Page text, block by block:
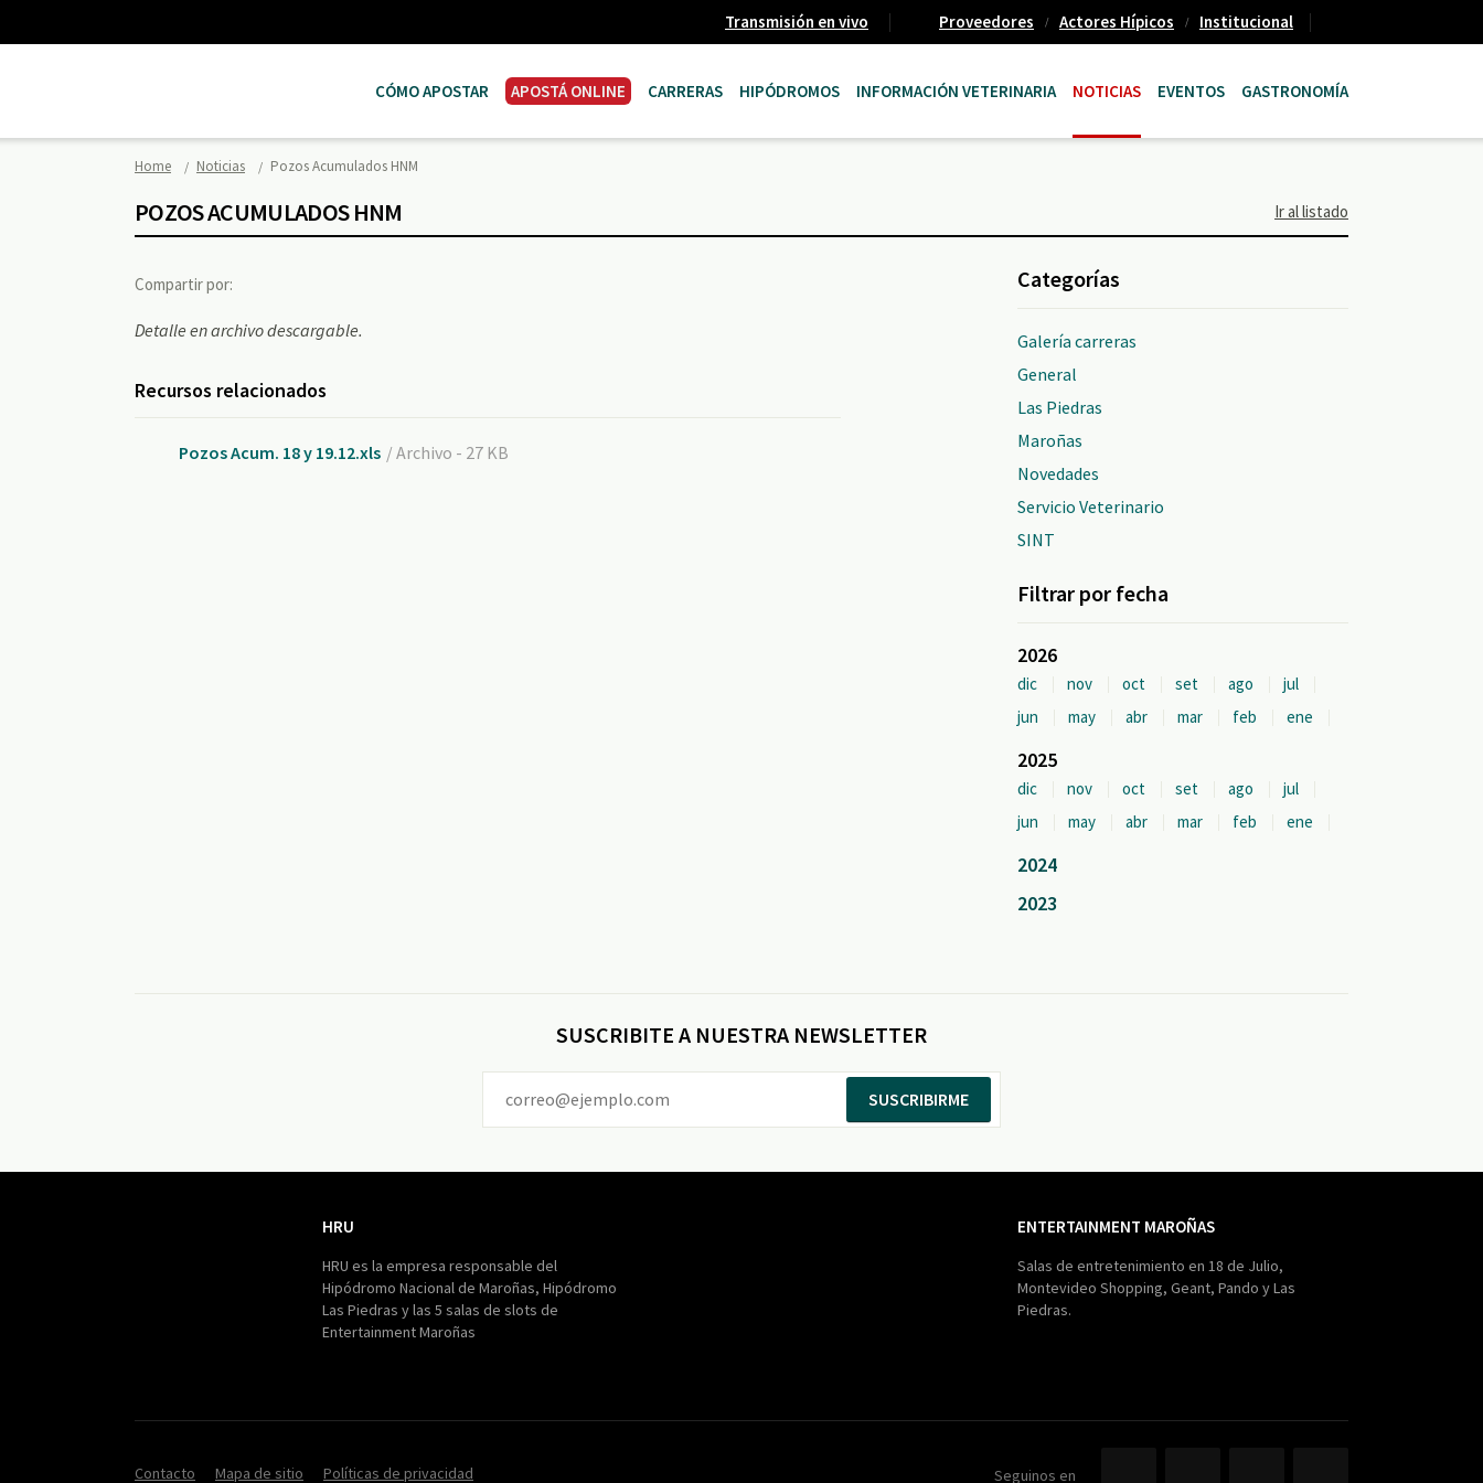
Transmisión en vivo Proveedores Actores Hípicos Institucional
CÓMO APOSTAR APOSTÁ ONLINE CARRERAS HIPÓDROMOS INFORMACIÓN VETERINARIA NOTICIAS EVENTOS GASTRONOMÍA
Home Noticias Pozos Acumulados HNM
POZOS ACUMULADOS HNM Ir al listado
Compartir por:
Detalle en archivo descargable.
Recursos relacionados
Pozos Acum. 18 y 19.12.xls / Archivo - 27 KB
Categorías
Galería carreras
General
Las Piedras
Maroñas
Novedades
Servicio Veterinario
SINT
Filtrar por fecha
2026
dic nov oct set ago
jul
jun
may abr mar feb ene
2025
dic nov oct set ago
jul
jun
may abr mar feb ene
2024
2023
SUSCRIBITE A NUESTRA NEWSLETTER
SUSCRIBIRME
HRU
HRU es la empresa responsable del
Hipódromo Nacional de Maroñas, Hipódromo
Las Piedras y las 5 salas de slots de
Entertainment Maroñas
ENTERTAINMENT MAROÑAS
Salas de entretenimiento en 18 de Julio,
Montevideo Shopping, Geant, Pando y Las
Piedras.
Contacto Mapa de sitio Políticas de privacidad Seguinos en